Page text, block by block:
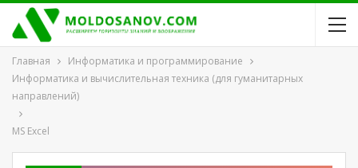
Главная
Информатика и программирование
Информатика и вычислительная техника (для гуманитарных
направлений)
MS Excel